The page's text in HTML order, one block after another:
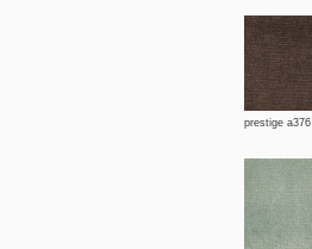
prestige a376